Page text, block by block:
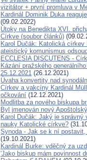
vizitátor + první promluva v
Kardinál Dominik Duka
(09.02.2022)
Útoky na Benedikta XVI.
Církve (soubor článků)
Karol Dučák: Katolická církev
ateistický komunismus
ECCLESIA DISCUTENS -
Kázání pražského
25.12.2021 (26.12.2021)
Úvaha konvertity nad
Církev a vakcíny Kardinál
očkování (12.12.2021)
Modlitba za nového biskupa
Byl jmenován nový
Karol Dučák: Jaký je
nauky Katolické církve?
Synoda - Jak se k ní
(19.10.2021)
Kardinál Burke: vděčný za
'Jako biskup mám povinnost